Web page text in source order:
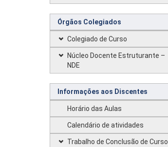
Órgãos Colegiados
Colegiado de Curso
Núcleo Docente Estruturante –
NDE
Informações aos Discentes
Horário das Aulas
Calendário de atividades
Trabalho de Conclusão de Curso